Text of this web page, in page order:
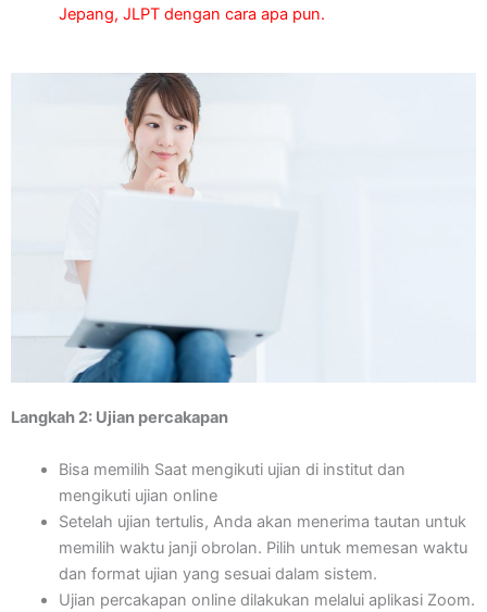
Jepang, JLPT dengan cara apa pun.
Langkah 2: Ujian percakapan
Bisa memilih Saat mengikuti ujian di institut dan
mengikuti ujian online
Setelah ujian tertulis, Anda akan menerima tautan untuk
memilih waktu janji obrolan. Pilih untuk memesan waktu
dan format ujian yang sesuai dalam sistem.
Ujian percakapan online dilakukan melalui aplikasi Zoom.